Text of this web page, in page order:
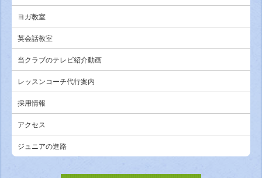
ヨガ教室
英会話教室
当クラブのテレビ紹介動画
レッスンコーチ代行案内
採用情報
アクセス
ジュニアの進路